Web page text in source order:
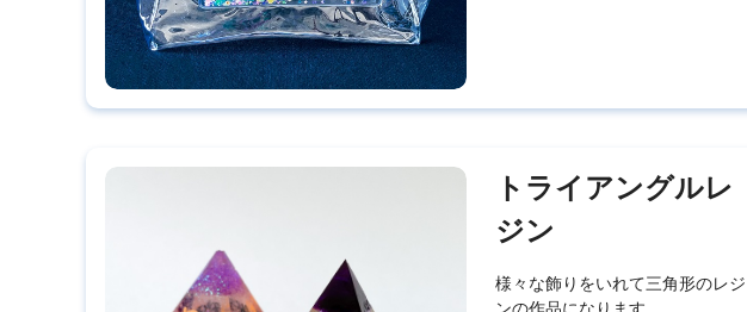
トライアングルレ
ジン
様々な飾りをいれて三角形のレジ